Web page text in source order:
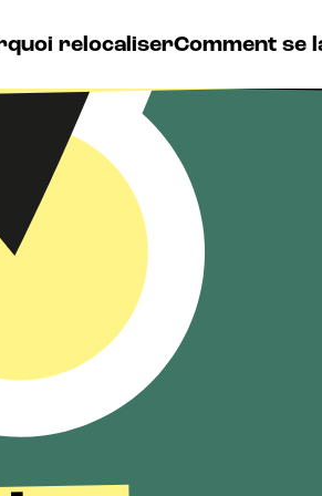
relocaliserComment se